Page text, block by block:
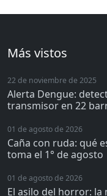
Más vistos
22 de noviembre de 2025
Alerta Dengue:
transmisor en 22
01 de agosto de 2026
Caña con ruda: qué
toma el 1° de agosto
01 de agosto de 2026
El asilo del horror: